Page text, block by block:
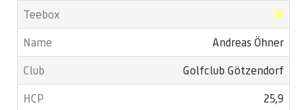
Andreas Öhner
Golfclub Götzendorf
25,9